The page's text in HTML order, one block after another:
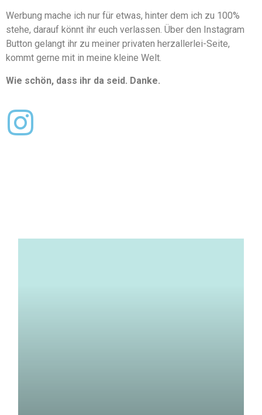
Werbung mache ich nur für etwas, hinter dem ich zu 100%
stehe, darauf könnt ihr euch verlassen. Über den Instagram
Button gelangt ihr zu meiner privaten herzallerlei-Seite,
kommt gerne mit in meine kleine Welt.
Wie schön, dass ihr da seid. Danke.